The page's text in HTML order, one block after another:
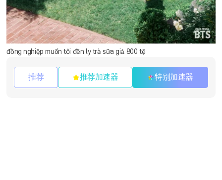
đồng nghiệp muốn tôi đền ly trà sữa giá 800 tệ
推荐 推荐加速器 特别加速器